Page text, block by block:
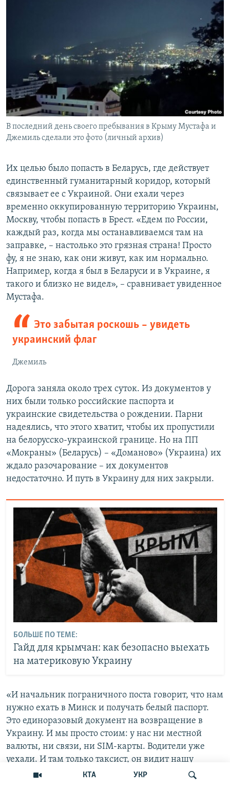
КТА УКР
В последний день своего пребывания в Крыму Мустафа и
Джемиль сделали это фото (личный архив)
Их целью было попасть в Беларусь, где действует
единственный гуманитарный коридор, который
связывает ее с Украиной. Они ехали через
временно оккупированную территорию Украины,
Москву, чтобы попасть в Брест. «Едем по России,
каждый раз, когда мы останавливаемся там на
заправке, – настолько это грязная страна! Просто
фу, я не знаю, как они живут, как им нормально.
Например, когда я был в Беларуси и в Украине, я
такого и близко не видел», – сравнивает увиденное
Мустафа.
Это забытая роскошь – увидеть
украинский флаг
Джемиль
Дорога заняла около трех суток. Из документов у
них были только российские паспорта и
украинские свидетельства о рождении. Парни
надеялись, что этого хватит, чтобы их пропустили
на белорусско-украинской границе. Но на ПП
«Мокраны» (Беларусь) – «Доманово» (Украина) их
ждало разочарование – их документов
недостаточно. И путь в Украину для них закрыли.
БОЛЬШЕ ПО ТЕМЕ:
Гайд для крымчан: как безопасно выехать
на материковую Украину
«И начальник пограничного поста говорит, что нам
нужно ехать в Минск и получать белый паспорт.
Это единоразовый документ на возвращение в
Украину. И мы просто стоим: у нас ни местной
валюты, ни связи, ни SIM-карты. Водители уже
уехали. И там только таксист, он видит нашу
ситуацию. Он просто берет нас. Мы ему искренне